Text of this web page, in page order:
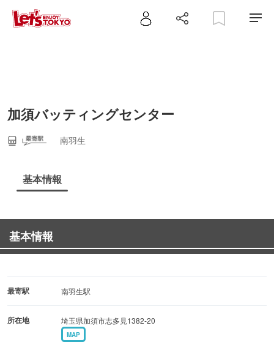
加須バッティングセンター
南羽生
基本情報
基本情報
最寄駅 南羽生駅
所在地 埼玉県加須市志多見1382-20
MAP